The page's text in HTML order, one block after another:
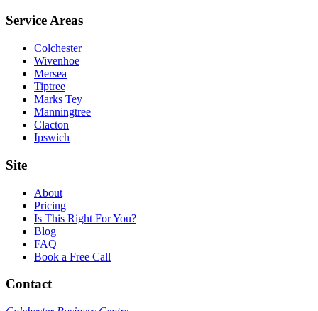
Service Areas
Colchester
Wivenhoe
Mersea
Tiptree
Marks Tey
Manningtree
Clacton
Ipswich
Site
About
Pricing
Is This Right For You?
Blog
FAQ
Book a Free Call
Contact